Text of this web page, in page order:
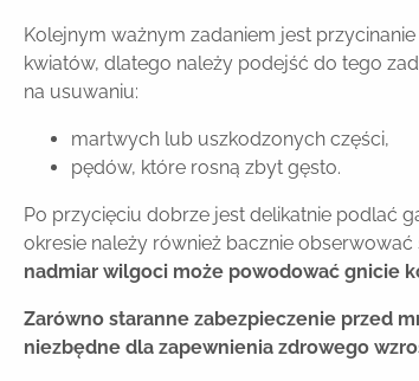
Kolejnym ważnym zadaniem jest
kwiatów, dlatego należy podejść do tego
na usuwaniu:
martwych lub uszkodzonych części,
pędów, które rosną zbyt gęsto.
Po przycięciu dobrze jest delikatnie podlać
okresie należy również bacznie
nadmiar wilgoci może powodować gnicie
Zarówno staranne zabezpieczenie przed
niezbędne dla zapewnienia zdrowego